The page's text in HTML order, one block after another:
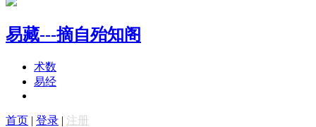
易藏---摘自殆知阁
术数
易经
首页 | 登录 | 注册